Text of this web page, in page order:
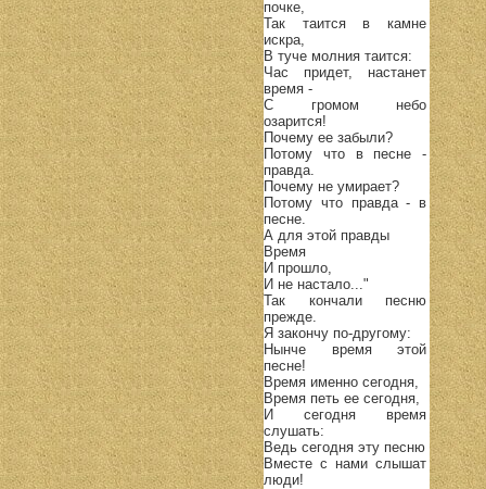
почке,
Так таится в камне
искра,
В туче молния таится:
Час придет, настанет
время -
С громом небо
озарится!
Почему ее забыли?
Потому что в песне -
правда.
Почему не умирает?
Потому что правда - в
песне.
А для этой правды
Время
И прошло,
И не настало..."
Так кончали песню
прежде.
Я закончу по-другому:
Нынче время этой
песне!
Время именно сегодня,
Время петь ее сегодня,
И сегодня время
слушать:
Ведь сегодня эту песню
Вместе с нами слышат
люди!